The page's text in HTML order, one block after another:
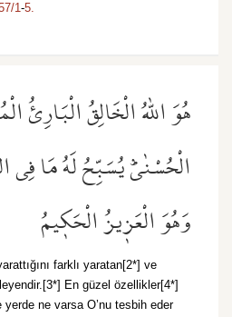
1-5.
هُوَ اللّٰهُ الْخَالِقُ الْبَارِئُ
الْحُسْنٰىۜ يُسَبِّحُ لَهُ مَا
وَهُوَ الْعَز۪يزُ الْحَك۪يمُ
farklı yaratan[2*] ve
En güzel özellikler[4*]
yerde ne varsa O’nu tesbih eder